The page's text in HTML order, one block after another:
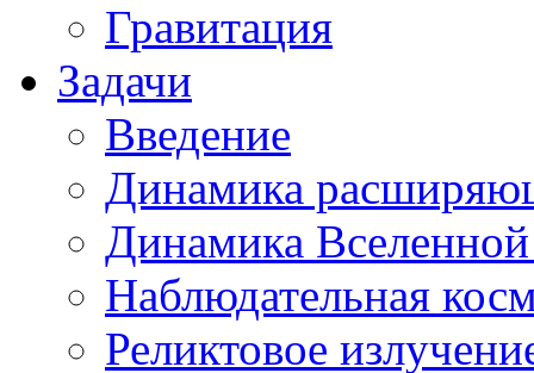
Гравитация
Задачи
Введение
Динамика
Динамика
Наблюдательная
Реликтовое